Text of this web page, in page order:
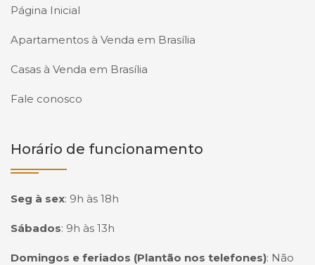
Página Inicial
Apartamentos à Venda em Brasília
Casas à Venda em Brasília
Fale conosco
Horário de funcionamento
Seg à sex: 9h às 18h
Sábados: 9h às 13h
Domingos e feriados (Plantão nos telefones): Não